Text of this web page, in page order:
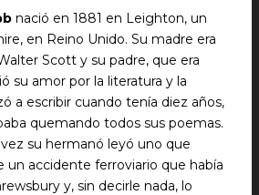
nació en 1881 en Leighton, un
en Reino Unido. Su madre era
Scott y su padre, que era
su amor por la literatura y la
a escribir cuando tenía diez años,
quemando todos sus poemas.
su hermanó leyó uno que
un accidente ferroviario que había
y, sin decirle nada, lo